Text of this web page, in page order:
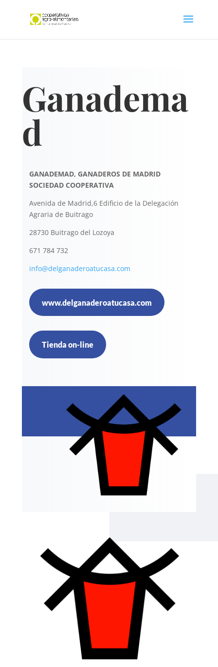
Ganadema
d
GANADEMAD, GANADEROS DE MADRID
SOCIEDAD COOPERATIVA
Avenida de Madrid,6 Edificio de la Delegación
Agraria de Buitrago
28730 Buitrago del Lozoya
671 784 732
info@delganaderoatucasa.com
www.delganaderoatucasa.com
Tienda on-line